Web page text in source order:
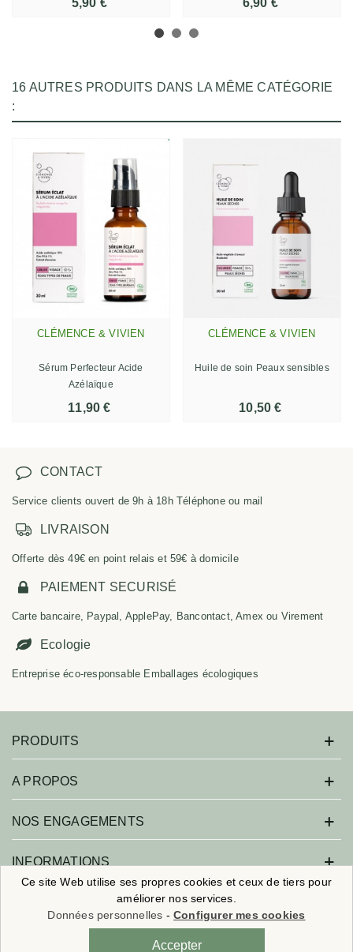
16 AUTRES PRODUITS DANS LA MÊME CATÉGORIE
:
CLÉMENCE & VIVIEN
Sérum Perfecteur Acide
Azélaïque
11,90 €
CLÉMENCE & VIVIEN
Huile de soin Peaux sensibles
10,50 €
CONTACT
Service clients ouvert de 9h à 18h Téléphone ou mail
LIVRAISON
Offerte dès 49€ en point relais et 59€ à domicile
PAIEMENT SECURISÉ
Carte bancaire, Paypal, ApplePay, Bancontact, Amex ou Virement
Ecologie
Entreprise éco-responsable Emballages écologiques
PRODUITS
A PROPOS
NOS ENGAGEMENTS
INFORMATIONS
Savonne moi ! - Tous droits réservés.
Agence Web Beforcom- Référencement :
×
Nouveaux clients :5€ de remisesur
Ce site Web utilise ses propres cookies et ceux de tiers pour
améliorer nos services.
Données personnelles -Configurer mes cookies
Accepter